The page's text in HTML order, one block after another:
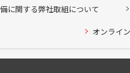
に関する弊社取組について
オンライ